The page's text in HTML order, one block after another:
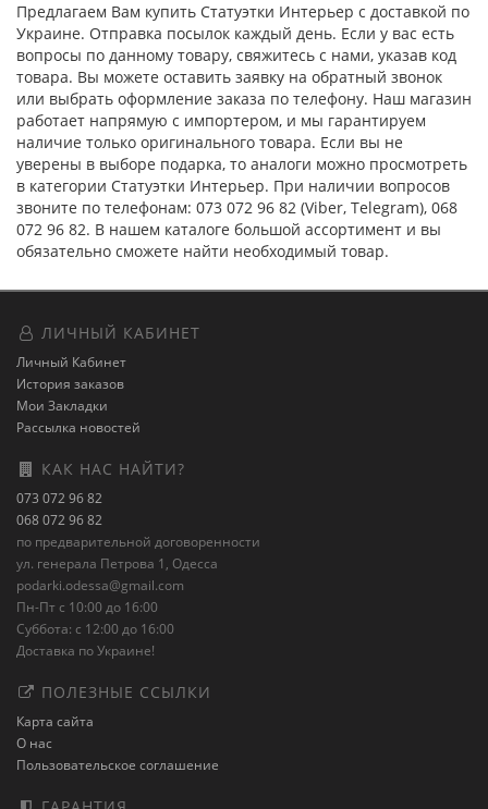
Предлагаем Вам купить Статуэтки Интерьер с доставкой по
Украине. Отправка посылок каждый день. Если у вас есть
вопросы по данному товару, свяжитесь с нами, указав код
товара. Вы можете оставить заявку на обратный звонок
или выбрать оформление заказа по телефону. Наш магазин
работает напрямую с импортером, и мы гарантируем
наличие только оригинального товара. Если вы не
уверены в выборе подарка, то аналоги можно просмотреть
в категории Статуэтки Интерьер. При наличии вопросов
звоните по телефонам: 073 072 96 82 (Viber, Telegram), 068
072 96 82. В нашем каталоге большой ассортимент и вы
обязательно сможете найти необходимый товар.
ЛИЧНЫЙ КАБИНЕТ
Личный Кабинет
История заказов
Мои Закладки
Рассылка новостей
КАК НАС НАЙТИ?
073 072 96 82
068 072 96 82
по предварительной договоренности
ул. генерала Петрова 1, Одесса
podarki.odessa@gmail.com
Пн-Пт с 10:00 до 16:00
Суббота: с 12:00 до 16:00
Доставка по Украине!
ПОЛЕЗНЫЕ ССЫЛКИ
Карта сайта
О нас
Пользовательское соглашение